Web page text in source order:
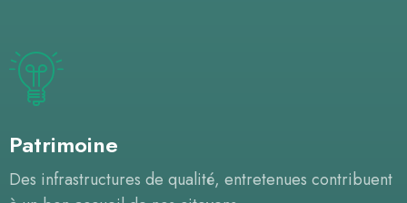
Patrimoine
Des infrastructures de qualité, entretenues contribuent